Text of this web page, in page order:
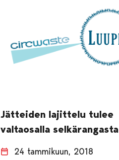
Jätteiden lajittelu tulee
valtaosalla selkärangasta
24 tammikuun, 2018